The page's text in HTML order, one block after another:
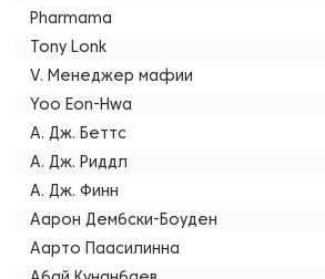
Pharmama
Tony Lonk
V. Менеджер мафии
Yoo Eon-Hwa
А. Дж. Беттс
А. Дж. Риддл
А. Дж. Финн
Аарон Дембски-Боуден
Аарто Паасилинна